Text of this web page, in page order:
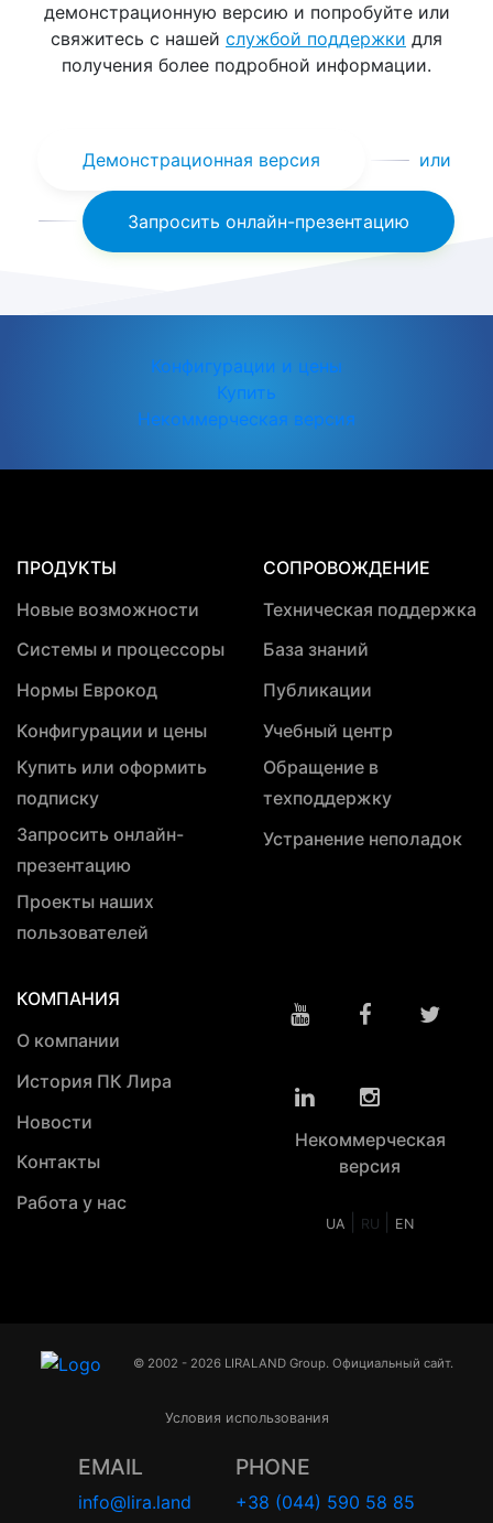
демонстрационную версию и попробуйте или
свяжитесь с нашей службой поддержки для
получения более подробной информации.
Демонстрационная версия или
Запросить онлайн-презентацию
Конфигурации и цены
Купить
Некоммерческая версия
ПРОДУКТЫ
Новые возможности
Системы и процессоры
Нормы Еврокод
Конфигурации и цены
Купить или оформить
подписку
Запросить онлайн-
презентацию
Проекты наших
пользователей
СОПРОВОЖДЕНИЕ
Техническая поддержка
База знаний
Публикации
Учебный центр
Обращение в
техподдержку
Устранение неполадок
КОМПАНИЯ
О компании
История ПК Лира
Новости
Контакты
Работа у нас
Некоммерческая
версия
UA RU EN
© 2002 - 2026 LIRALAND Group. Официальный сайт.
Условия использования
EMAIL
info@lira.land
PHONE
+38 (044) 590 58 85